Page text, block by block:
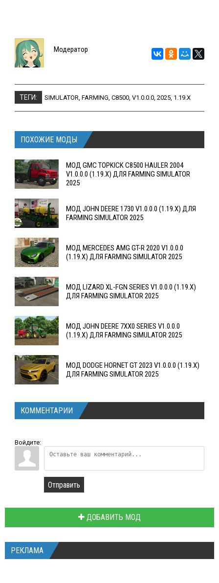
Модератор
ТЕГИ: SIMULATOR, FARMING, C8500, V1.0.0.0, 2025, 1.19.X
ПОХОЖИЕ МОДЫ
МОД GMC TOPKICK C8500 HAULER 2004
V1.0.0.0 (1.19.X) ДЛЯ FARMING SIMULATOR
2025
МОД JOHN DEERE 1730 V1.0.0.0 (1.19.X) ДЛЯ
FARMING SIMULATOR 2025
МОД MERCEDES AMG GT-R 2020 V1.0.0.0
(1.19.X) ДЛЯ FARMING SIMULATOR 2025
МОД LIZARD XL-FGN SERIES V1.0.0.0 (1.19.X)
ДЛЯ FARMING SIMULATOR 2025
МОД JOHN DEERE 7XX0 SERIES V1.0.0.0
(1.19.X) ДЛЯ FARMING SIMULATOR 2025
МОД DODGE HORNET GT 2023 V1.0.0.0 (1.19.X)
ДЛЯ FARMING SIMULATOR 2025
КОММЕНТАРИИ
Войдите:
Отправить
ДОБАВИТЬ МОД
РЕКЛАМА